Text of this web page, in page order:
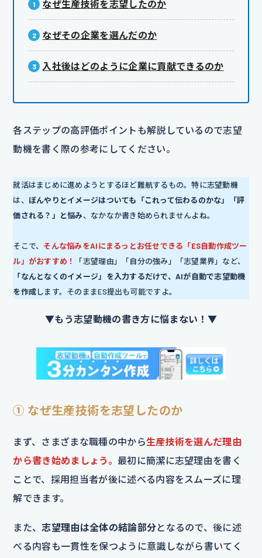
なぜ生産技術を志望したのか
なぜその企業を選んだのか
入社後はどのように企業に貢献できるのか
各ステップの高評価ポイントも解説しているので志望
動機を書く際の参考にしてください。
就活はまじめに進めようとするほど難航するもの。特に志望動機
は、 ぼんやりとイメージはついても「これって伝わるのかな」「評
価される？」と悩み、なかなか書き始められませんよね。
そこで、 そんな悩みをAIにまるっとお任せできる「ES自動作成ツー
ル」がおすすめ！
「志望理由」「自分の強み」「志望業界」など、
「なんとなくのイメージ」を入力するだけで、AIが自動で志望動機
を作成します。そのままES提出も可能ですよ。
▼もう志望動機の書き方に悩まない！▼
① なぜ生産技術を志望したのか
まず、さまざまな職種の中から生産技術を選んだ理由
から書き始めましょう。 最初に簡潔に志望理由を書く
ことで、採用担当者が後に述べる内容をスムーズに理
解できます。
また、志望理由は全体の結論部分となるので、後に述
べる内容も一貫性を保つように意識しながら書いてく